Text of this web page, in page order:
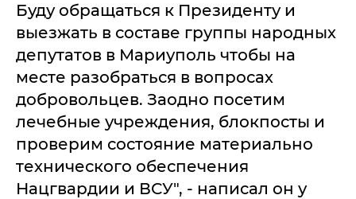
Буду обращаться к Президенту и
выезжать в составе группы народных
депутатов в Мариуполь чтобы на
месте разобраться в вопросах
добровольцев. Заодно посетим
лечебные учреждения, блокпосты и
проверим состояние материально
технического обеспечения
Нацгвардии и ВСУ", - написал он у